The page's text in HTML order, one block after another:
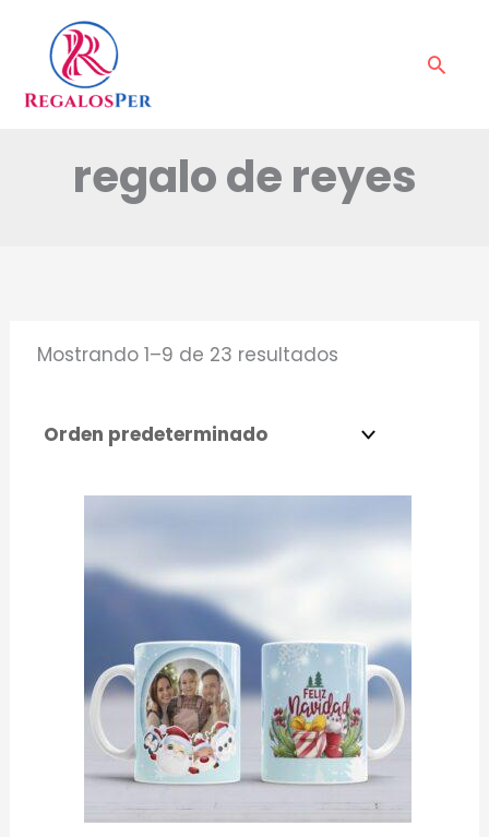
contenido
regalo de reyes
Mostrando 1–9 de 23 resultados